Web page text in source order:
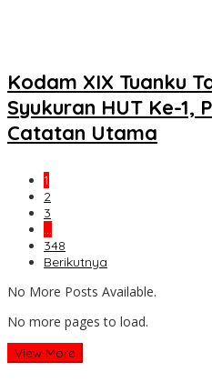
Kodam XIX Tuanku
Syukuran HUT Ke-1,
Catatan Utama
1
2
3
…
348
Berikutnya
No More Posts Available.
No more pages to load.
View More